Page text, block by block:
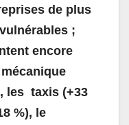
de plus
;
encore
les taxis (+33
%), le